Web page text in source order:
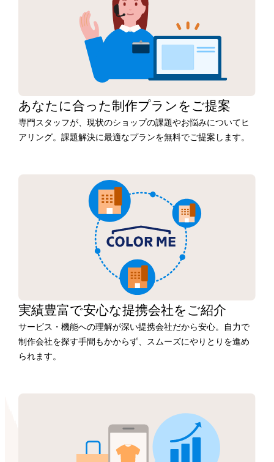
あなたに合った制作プランをご提案
専門スタッフが、現状のショップの課題やお悩みについてヒ
アリング。課題解決に最適なプランを無料でご提案します。
実績豊富で安心な提携会社を ご紹介
サービス・機能への理解が深い提携会社だから安心。自力で
制作会社を探す手間もかからず、スムーズにやりとりを進め
られます。